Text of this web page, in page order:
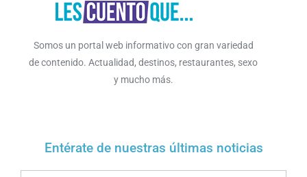
Somos un portal web informativo con gran variedad
de contenido. Actualidad, destinos, restaurantes, sexo
y mucho más.
Entérate de nuestras últimas noticias